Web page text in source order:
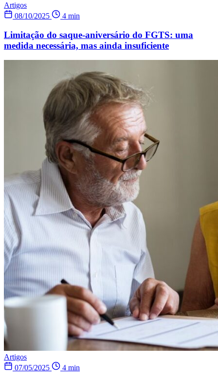
Artigos
08/10/2025
4 min
Limitação do saque-aniversário do FGTS: uma
medida necessária, mas ainda insuficiente
Artigos
07/05/2025
4 min